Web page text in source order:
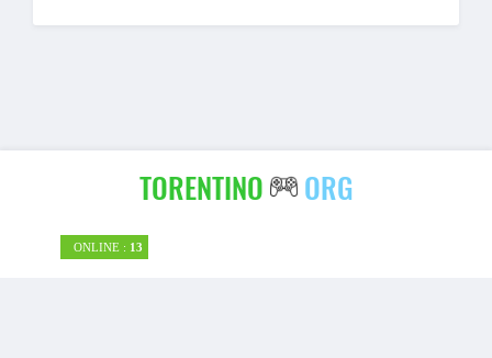
TORENTINO ORG
ONLINE : 13